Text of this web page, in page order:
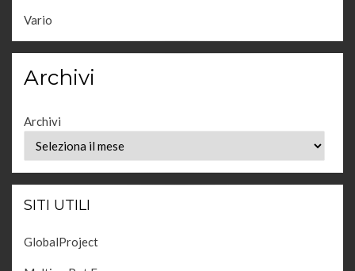
Vario
Archivi
Archivi
SITI UTILI
GlobalProject